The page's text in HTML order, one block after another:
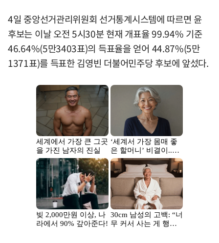
4일 중앙선거관리위원회 선거통계시스템에 따르면 윤
후보는 이날 오전 5시30분 현재 개표율 99.94% 기준
46.64%(5만3403표)의 득표율을 얻어 44.87%(5만
1371표)를 득표한 김영빈 더불어민주당 후보에 앞섰다.